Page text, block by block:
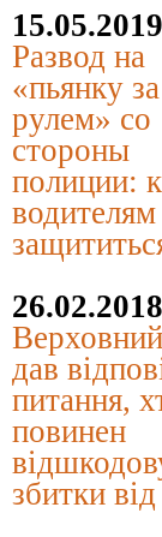
15.05.2019
Развод на
«пьянку за
рулем» со
стороны
полиции:
водителям
26.02.2018
дав
питання,
повинен
збитки